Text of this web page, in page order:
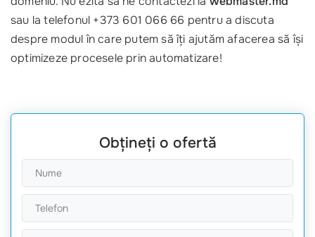
sau la telefonul +373 601 066 66 pentru a discuta
despre modul în care putem să îți ajutăm afacerea să își
optimizeze procesele prin automatizare!
Obțineți o ofertă